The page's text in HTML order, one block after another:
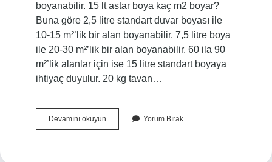
boyanabilir. 15 lt astar boya kaç m2 boyar?
Buna göre 2,5 litre standart duvar boyası ile
10-15 m²’lik bir alan boyanabilir. 7,5 litre boya
ile 20-30 m²’lik bir alan boyanabilir. 60 ila 90
m²’lik alanlar için ise 15 litre standart boyaya
ihtiyaç duyulur. 20 kg tavan…
Devamını okuyun20
Kg
Yorum Bırak